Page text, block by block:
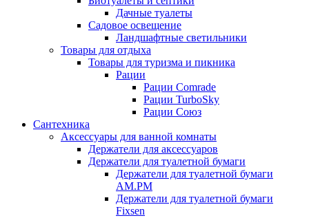
Дачные туалеты
Садовое освещение
Ландшафтные светильники
Товары для отдыха
Товары для туризма и пикника
Рации
Рации Comrade
Рации TurboSky
Рации Союз
Сантехника
Аксессуары для ванной комнаты
Держатели для аксессуаров
Держатели для туалетной бумаги
Держатели для туалетной бумаги
AM.PM
Держатели для туалетной бумаги
Fixsen